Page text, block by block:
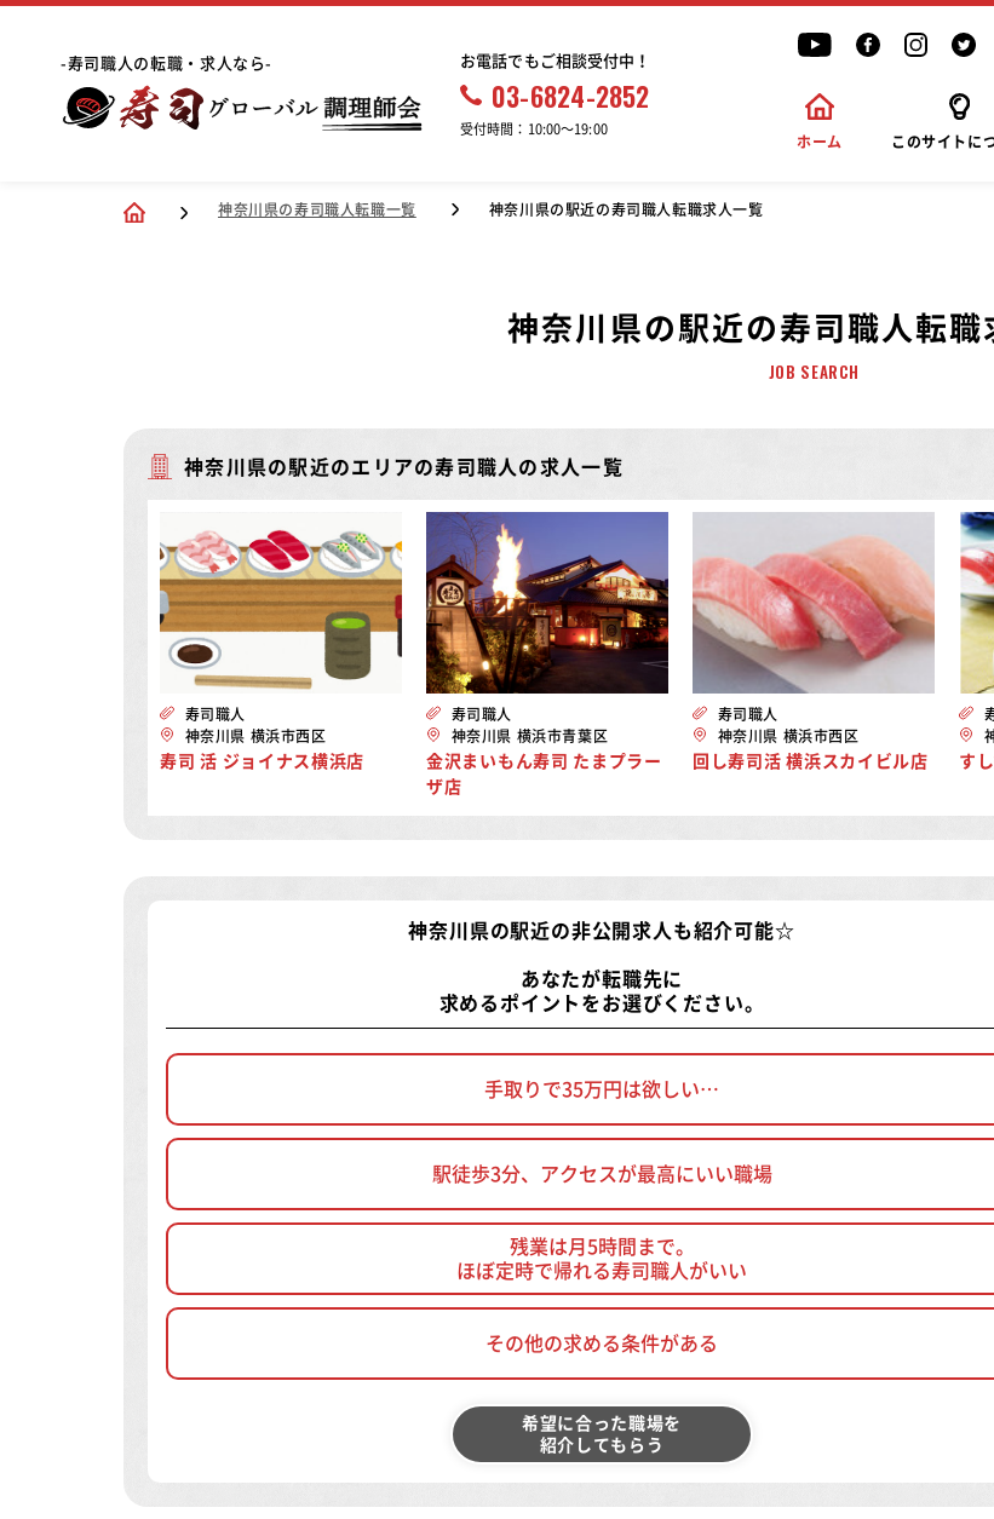
-寿司職人の転職・求人なら- お電話でもご相談受付中！
03-6824-2852
受付時間：10:00〜19:00
ホーム このサイトに
神奈川県の寿司職人転職一覧 神奈川県の駅近の寿司職人転職求人一覧
神奈川県の駅近の寿司職人転職
JOB SEARCH
神奈川県の駅近のエリアの寿司職人の求人一覧
寿司職人
神奈川県 横浜市西区
寿司 活 ジョイナス横浜店
寿司職人
神奈川県 横浜市青葉区
金沢まいもん寿司 たまプラー
ザ店
寿司職人
神奈川県 横浜市西区
回し寿司活 横浜スカイビル店 す
神奈川県の駅近の非公開求人 も紹介可能☆
あなたが転職先に
求めるポイントをお選びください。
手取りで35万円は欲しい…
駅徒歩3分、アクセスが最高にいい職場
残業は月5時間まで。
ほぼ定時で帰れる寿司職人がいい
その他の求める条件がある
希望に合った職場を
紹介してもらう